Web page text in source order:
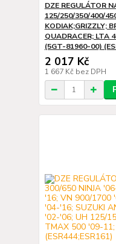
DZE REGULÁTOR
125/250/350/400/
KODIAK;GRIZZLY;
QUADRACER; LTA
(5GT-81960-00)
2 017 Kč
1 667 Kč bez DPH